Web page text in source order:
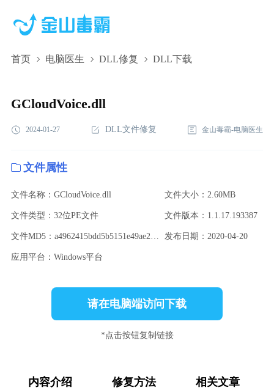
首页 电脑医生 DLL修复 DLL下载
GCloudVoice.dll,GCloudVoice.dll下载,GCloudVoice.dll修复
GCloudVoice.dll
2024-01-27 DLL文件修复 金山毒霸-电脑医生
文件属性
文件名称：GCloudVoice.dll 文件大小：2.60MB
文件类型：32位PE文件 文件版本：1.1.17.193387
文件MD5：a4962415bdd5b5151e49ae2a026d90ab 发布日期：2020-04-20
应用平台：Windows平台
请在电脑端访问下载
*点击按钮复制链接
内容介绍 修复方法 相关文章